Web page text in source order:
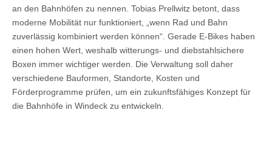
an den Bahnhöfen zu nennen. Tobias Prellwitz betont, dass
moderne Mobilität nur funktioniert, „wenn Rad und Bahn
zuverlässig kombiniert werden können“. Gerade E‑Bikes haben
einen hohen Wert, weshalb witterungs- und diebstahlsichere
Boxen immer wichtiger werden. Die Verwaltung soll daher
verschiedene Bauformen, Standorte, Kosten und
Förderprogramme prüfen, um ein zukunftsfähiges Konzept für
die Bahnhöfe in Windeck zu entwickeln.